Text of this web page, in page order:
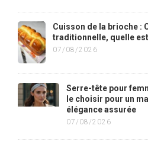
Cuisson de la brioche :
traditionnelle, quelle
07/08/2026
Serre-tête pour
le choisir pour un
élégance assurée
07/08/2026